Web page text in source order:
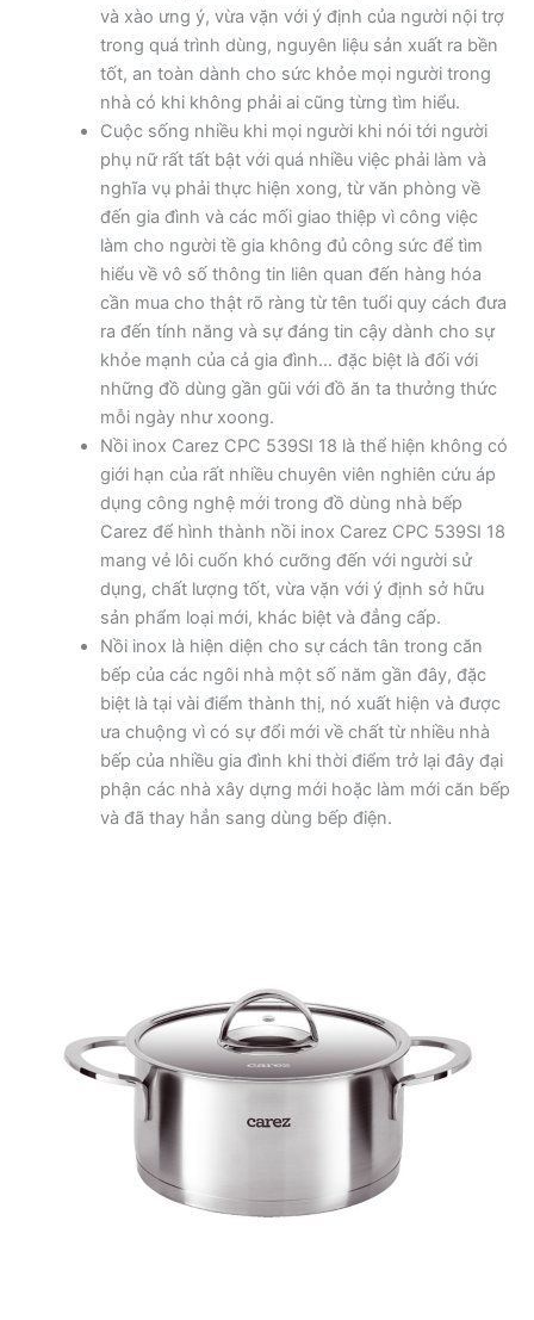
và xào ưng ý, vừa vặn với ý định của người nội trợ
trong quá trình dùng, nguyên liệu sản xuất ra bền
tốt, an toàn dành cho sức khỏe mọi người trong
nhà có khi không phải ai cũng từng tìm hiểu.
Cuộc sống nhiều khi mọi người khi nói tới người
phụ nữ rất tất bật với quá nhiều việc phải làm và
nghĩa vụ phải thực hiện xong, từ văn phòng về
đến gia đình và các mối giao thiệp vì công việc
làm cho người tề gia không đủ công sức để tìm
hiểu về vô số thông tin liên quan đến hàng hóa
cần mua cho thật rõ ràng từ tên tuổi quy cách đưa
ra đến tính năng và sự đáng tin cậy dành cho sự
khỏe mạnh của cả gia đình… đặc biệt là đối với
những đồ dùng gần gũi với đồ ăn ta thưởng thức
mỗi ngày như xoong.
Nồi inox Carez CPC 539SI 18 là thể hiện không có
giới hạn của rất nhiều chuyên viên nghiên cứu áp
dụng công nghệ mới trong đồ dùng nhà bếp
Carez để hình thành nồi inox Carez CPC 539SI 18
mang vẻ lôi cuốn khó cưỡng đến với người sử
dụng, chất lượng tốt, vừa vặn với ý định sở hữu
sản phẩm loại mới, khác biệt và đẳng cấp.
Nồi inox là hiện diện cho sự cách tân trong căn
bếp của các ngôi nhà một số năm gần đây, đặc
biệt là tại vài điểm thành thị, nó xuất hiện và được
ưa chuộng vì có sự đổi mới về chất từ nhiều nhà
bếp của nhiều gia đình khi thời điểm trở lại đây đại
phận các nhà xây dựng mới hoặc làm mới căn bếp
và đã thay hẳn sang dùng bếp điện.